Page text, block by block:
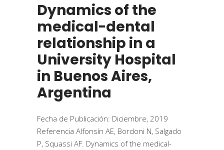
Dynamics of the
medical-dental
relationship in a
University Hospital
in Buenos Aires,
Argentina
Fecha de Publicación: Diciembre, 2019
Referencia Alfonsín AE, Bordoni N, Salgado
P, Squassi AF. Dynamics of the medical-